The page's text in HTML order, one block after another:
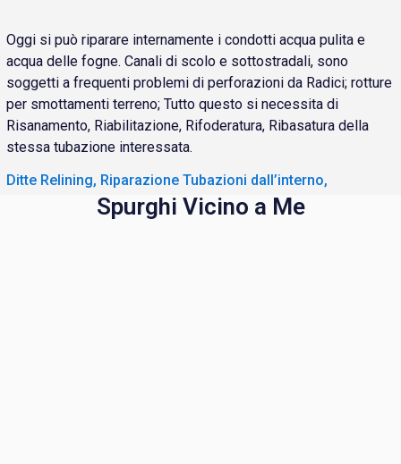
Oggi si può riparare internamente i condotti acqua pulita e
acqua delle fogne. Canali di scolo e sottostradali, sono
soggetti a frequenti problemi di perforazioni da Radici; rotture
per smottamenti terreno; Tutto questo si necessita di
Risanamento, Riabilitazione, Rifoderatura, Ribasatura della
stessa tubazione interessata.
Ditte Relining, Riparazione Tubazioni dall’interno,
Spurghi Vicino a Me